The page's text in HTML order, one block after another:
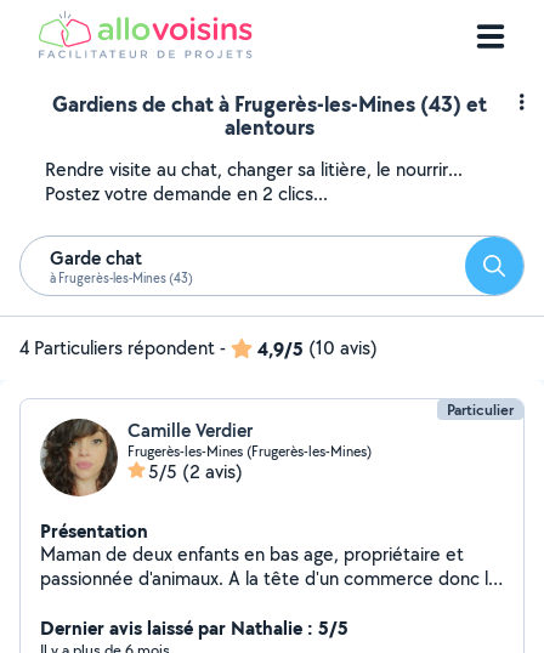
Gardiens de chat à Frugerès-les-Mines (43) et
alentours
Rendre visite au chat, changer sa litière, le nourrir...
Postez votre demande en 2 clics...
Garde chat
à Frugerès-les-Mines (43)
4 Particuliers répondent- 4,9/5 (10 avis)
Particulier
Camille Verdier
Frugerès-les-Mines (Frugerès-les-Mines)
5/5 (2 avis)
Présentation
Maman de deux enfants en bas age, propriétaire et
passionnée d'animaux. A la tête d'un commerce donc le
Dernier avis laissé par Nathalie : 5/5